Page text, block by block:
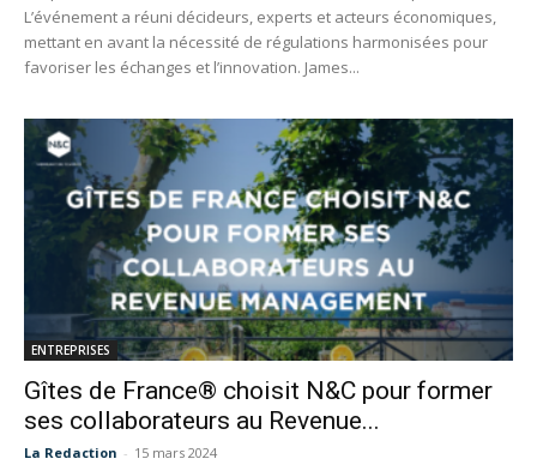
L’événement a réuni décideurs, experts et acteurs économiques,
mettant en avant la nécessité de régulations harmonisées pour
favoriser les échanges et l’innovation. James...
ENTREPRISES
Gîtes de France® choisit N&C pour former
ses collaborateurs au Revenue...
La Redaction - 15 mars 2024